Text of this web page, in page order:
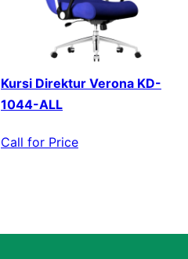
Kursi Direktur Verona KD-
1044-ALL
Call for Price